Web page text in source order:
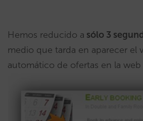
Hemos reducido a sólo 3
medio que tarda en aparecer el
automático de ofertas en la